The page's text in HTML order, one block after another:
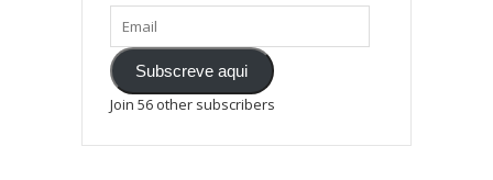
Subscreve aqui
Join 56 other subscribers